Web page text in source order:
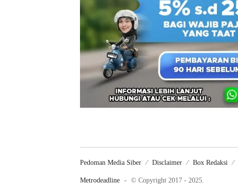
Pedoman Media Siber Disclaimer Box Redaksi
Metrodeadline - © Copyright 2017 - 2025.